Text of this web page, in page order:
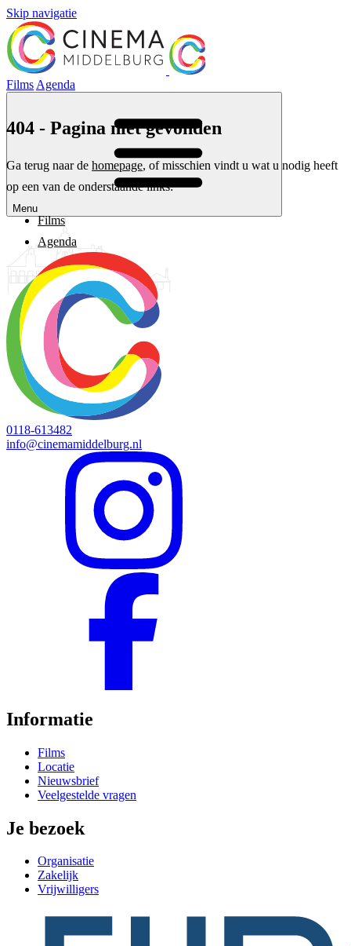
Skip navigatie
Films Agenda
Menu
404 - Pagina niet gevonden
Ga terug naar de homepage, of misschien vindt u wat u nodig heeft
op een van de onderstaande links:
Films
Agenda
0118-613482
info@cinemamiddelburg.nl
Informatie
Films
Locatie
Nieuwsbrief
Veelgestelde vragen
Je bezoek
Organisatie
Zakelijk
Vrijwilligers